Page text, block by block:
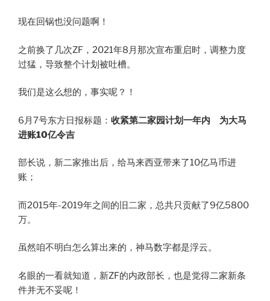
现在回锅也没问题啊！
之前换了几次ZF，2021年8月那次宣布重启时，调整力度
过猛，导致整个计划被吐槽。
我们是这么想的，事实呢？！
6月7号东方日报标题： 收紧第二家园计划一年内 为大马
进账10亿令吉
部长说，新二家推出后，给马来西亚带来了10亿马币进
账；
而2015年-2019年之间的旧二家，总共只贡献了9亿5800
万。
虽然咱不明白怎么算出来的，神马数字都是浮云。
名眼的一看就知道，新ZF的内政部长，也是觉得二家新条
件并无不妥呢！